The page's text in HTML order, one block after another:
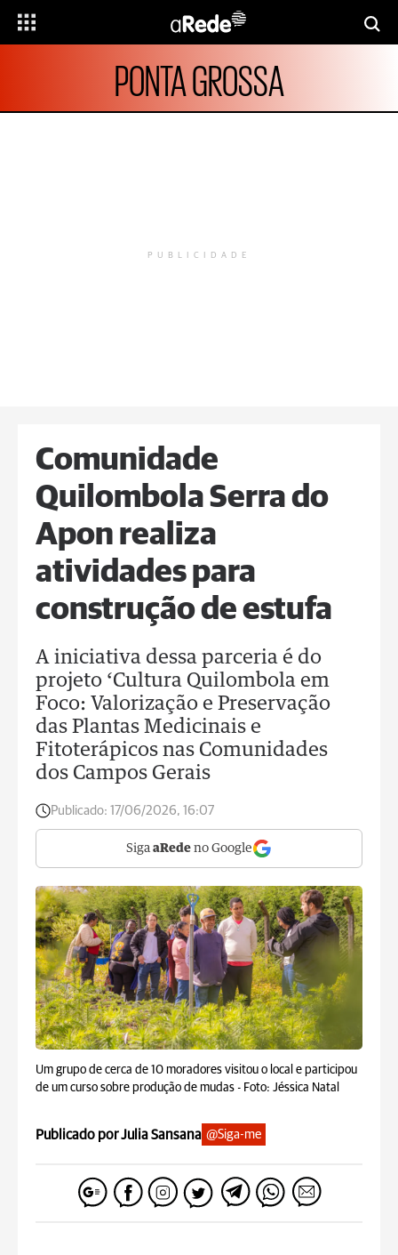
PONTA GROSSA
PUBLICIDADE
Comunidade
Quilombola Serra do
Apon realiza
atividades para
construção de estufa
A iniciativa dessa parceria é do
projeto ‘Cultura Quilombola em
Foco: Valorização e Preservação
das Plantas Medicinais e
Fitoterápicos nas Comunidades
dos Campos Gerais
Publicado: 17/06/2026, 16:07
Siga aRede no Google
Um grupo de cerca de 10 moradores visitou o local e participou
de um curso sobre produção de mudas - Foto: Jéssica Natal
Publicado por Julia Sansana @Siga-me